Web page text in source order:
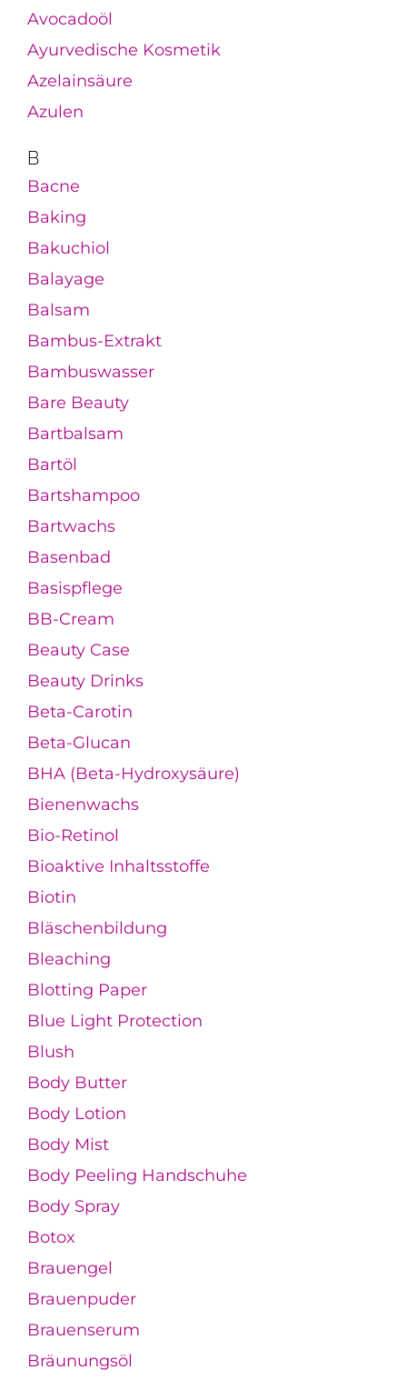
Avocadoöl
Ayurvedische Kosmetik
Azelainsäure
Azulen
B
Bacne
Baking
Bakuchiol
Balayage
Balsam
Bambus-Extrakt
Bambuswasser
Bare Beauty
Bartbalsam
Bartöl
Bartshampoo
Bartwachs
Basenbad
Basispflege
BB-Cream
Beauty Case
Beauty Drinks
Beta-Carotin
Beta-Glucan
BHA (Beta-Hydroxysäure)
Bienenwachs
Bio-Retinol
Bioaktive Inhaltsstoffe
Biotin
Bläschenbildung
Bleaching
Blotting Paper
Blue Light Protection
Blush
Body Butter
Body Lotion
Body Mist
Body Peeling Handschuhe
Body Spray
Botox
Brauengel
Brauenpuder
Brauenserum
Bräunungsöl